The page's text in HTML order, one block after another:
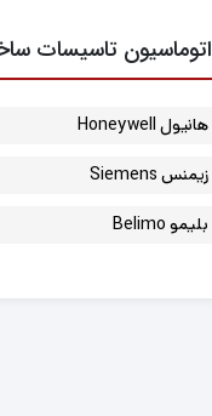
اتوماسیون تاسیسات
هانیول Honeywell
شیر سه راهه موتوری
موتور شیر
زیمنس Siemens
شیر سه راهه موتوری
بلیمو Belimo